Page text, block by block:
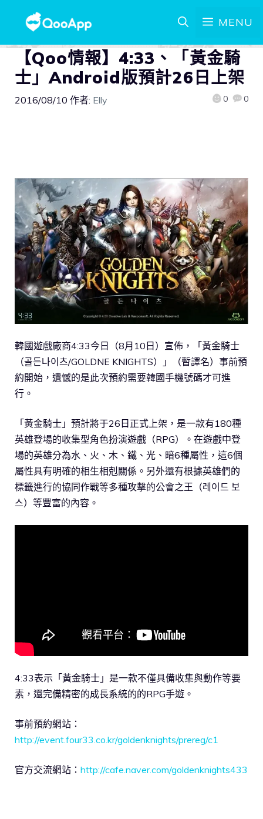
MENU
【Qoo情報】4:33、「黃金騎
士」Android版預計26日上架
2016/08/10 作者: Elly 0 0
韓國遊戲廠商4:33今日（8月10日）宣佈，「黃金騎士
（골든나이츠/GOLDNE KNIGHTS）」（暫譯名）事前預
約開始，遺憾的是此次預約需要韓國手機號碼才可進
行。
「黃金騎士」預計將于26日正式上架，是一款有180種
英雄登場的收集型角色扮演遊戲（RPG）。在遊戲中登
場的英雄分為水、火、木、鐵、光、暗6種屬性，這6個
屬性具有明確的相生相剋關係。另外還有根據英雄們的
標籤進行的協同作戰等多種攻擊的公會之王（레이드 보
스）等豐富的內容。
4:33表示「黃金騎士」是一款不僅具備收集與動作等要
素，還完備精密的成長系統的的RPG手遊。
事前預約網站：
http://event.four33.co.kr/goldenknights/prereg/c1
官方交流網站： http://cafe.naver.com/goldenknights433